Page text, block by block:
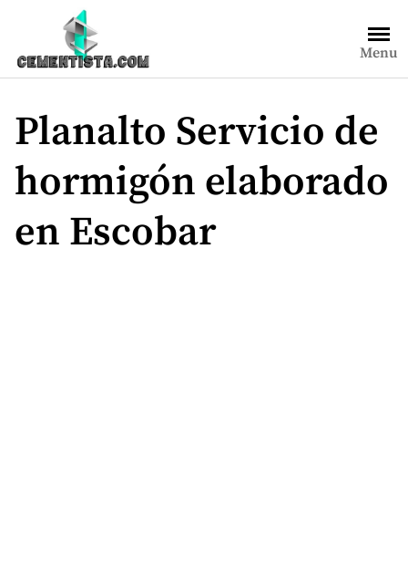
contenido
Menu
Planalto Servicio de
hormigón elaborado
en Escobar